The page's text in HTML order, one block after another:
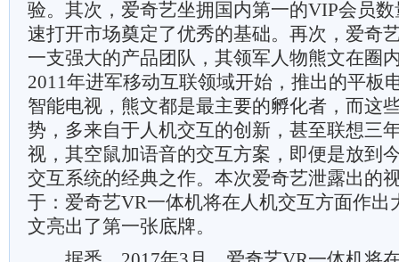
验。其次，爱奇艺坐拥国内第一的VIP会员
速打开市场奠定了优秀的基础。再次，爱奇
一支强大的产品团队，其领军人物熊文在圈
2011年进军移动互联领域开始，推出的平板
智能电视，熊文都是最主要的孵化者，而这
势，多来自于人机交互的创新，甚至联想三
视，其空鼠加语音的交互方案，即便是放到
交互系统的经典之作。本次爱奇艺泄露出的
于：爱奇艺VR一体机将在人机交互方面作出
文亮出了第一张底牌。